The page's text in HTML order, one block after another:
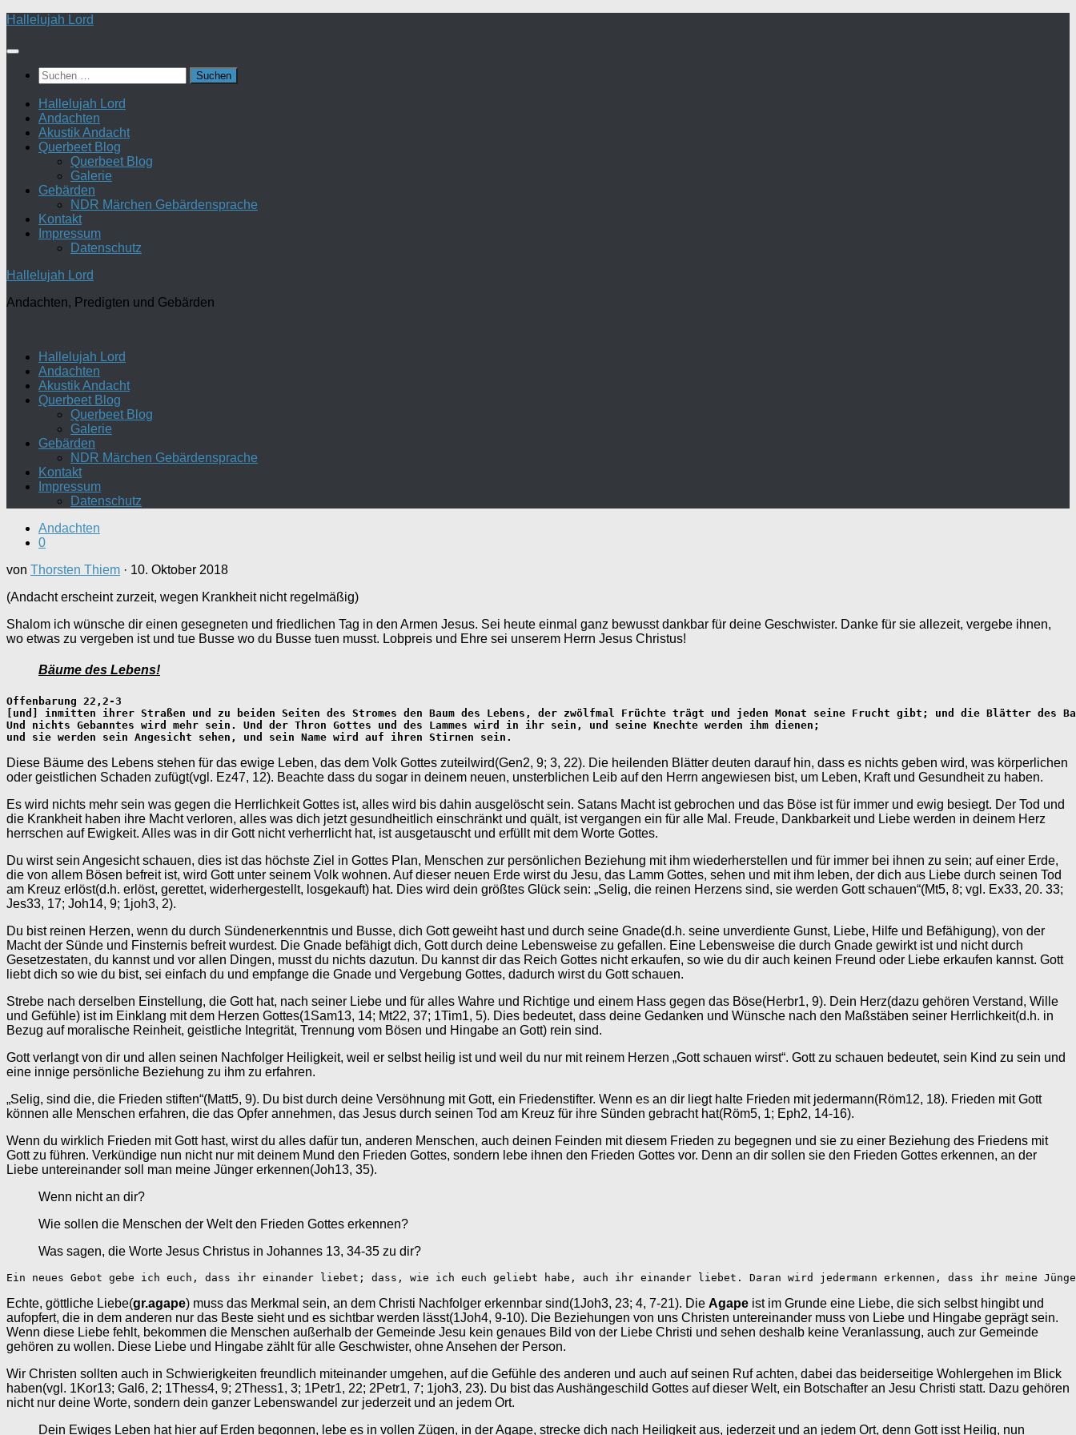
Zum
springen
Hallelujah Lord
Suchen
nach:
Hallelujah Lord
Andachten
Akustik Andacht
Querbeet Blog
Querbeet Blog
Galerie
Gebärden
NDR Märchen Gebärdensprache
Kontakt
Impressum
Datenschutz
Hallelujah Lord
Andachten, Predigten und Gebärden
Hallelujah Lord
Andachten
Akustik Andacht
Querbeet Blog
Querbeet Blog
Galerie
Gebärden
NDR Märchen Gebärdensprache
Kontakt
Impressum
Datenschutz
Andachten
0
von Thorsten Thiem · 10. Oktober 2018
(Andacht erscheint zurzeit, wegen Krankheit nicht regelmäßig)
Shalom ich wünsche dir einen gesegneten und friedlichen Tag in den Armen Jesus. Sei heute einmal ganz bewusst dankbar für deine Geschwister. Danke für sie allezeit, vergebe ihnen,
wo etwas zu vergeben ist und tue Busse wo du Busse tuen musst. Lobpreis und Ehre sei unserem Herrn Jesus Christus!
Bäume des Lebens!
Offenbarung 22,2-3
[und] inmitten ihrer Straßen und zu beiden Seiten des Stromes den Baum des Lebens, der zwölfmal Früchte trägt und jeden Monat seine Frucht gibt; und die Blätter des
Und nichts Gebanntes wird mehr sein. Und der Thron Gottes und des Lammes wird in ihr sein, und seine Knechte werden ihm dienen;
und sie werden sein Angesicht sehen, und sein Name wird auf ihren Stirnen sein.
Diese Bäume des Lebens stehen für das ewige Leben, das dem Volk Gottes zuteilwird(Gen2, 9; 3, 22). Die heilenden Blätter deuten darauf hin, dass es nichts geben wird, was körperlichen
oder geistlichen Schaden zufügt(vgl. Ez47, 12). Beachte dass du sogar in deinem neuen, unsterblichen Leib auf den Herrn angewiesen bist, um Leben, Kraft und Gesundheit zu haben.
Es wird nichts mehr sein was gegen die Herrlichkeit Gottes ist, alles wird bis dahin ausgelöscht sein. Satans Macht ist gebrochen und das Böse ist für immer und ewig besiegt. Der Tod und
die Krankheit haben ihre Macht verloren, alles was dich jetzt gesundheitlich einschränkt und quält, ist vergangen ein für alle Mal. Freude, Dankbarkeit und Liebe werden in deinem Herz
herrschen auf Ewigkeit. Alles was in dir Gott nicht verherrlicht hat, ist ausgetauscht und erfüllt mit dem Worte Gottes.
Du wirst sein Angesicht schauen, dies ist das höchste Ziel in Gottes Plan, Menschen zur persönlichen Beziehung mit ihm wiederherstellen und für immer bei ihnen zu sein; auf einer Erde,
die von allem Bösen befreit ist, wird Gott unter seinem Volk wohnen. Auf dieser neuen Erde wirst du Jesu, das Lamm Gottes, sehen und mit ihm leben, der dich aus Liebe durch seinen Tod
am Kreuz erlöst(d.h. erlöst, gerettet, widerhergestellt, losgekauft) hat. Dies wird dein größtes Glück sein: „Selig, die reinen Herzens sind, sie werden Gott schauen“(Mt5, 8; vgl. Ex33, 20. 33;
Jes33, 17; Joh14, 9; 1joh3, 2).
Du bist reinen Herzen, wenn du durch Sündenerkenntnis und Busse, dich Gott geweiht hast und durch seine Gnade(d.h. seine unverdiente Gunst, Liebe, Hilfe und Befähigung), von der
Macht der Sünde und Finsternis befreit wurdest. Die Gnade befähigt dich, Gott durch deine Lebensweise zu gefallen. Eine Lebensweise die durch Gnade gewirkt ist und nicht durch
Gesetzestaten, du kannst und vor allen Dingen, musst du nichts dazutun. Du kannst dir das Reich Gottes nicht erkaufen, so wie du dir auch keinen Freund oder Liebe erkaufen kannst. Gott
liebt dich so wie du bist, sei einfach du und empfange die Gnade und Vergebung Gottes, dadurch wirst du Gott schauen.
Strebe nach derselben Einstellung, die Gott hat, nach seiner Liebe und für alles Wahre und Richtige und einem Hass gegen das Böse(Herbr1, 9). Dein Herz(dazu gehören Verstand, Wille
und Gefühle) ist im Einklang mit dem Herzen Gottes(1Sam13, 14; Mt22, 37; 1Tim1, 5). Dies bedeutet, dass deine Gedanken und Wünsche nach den Maßstäben seiner Herrlichkeit(d.h. in
Bezug auf moralische Reinheit, geistliche Integrität, Trennung vom Bösen und Hingabe an Gott) rein sind.
Gott verlangt von dir und allen seinen Nachfolger Heiligkeit, weil er selbst heilig ist und weil du nur mit reinem Herzen „Gott schauen wirst“. Gott zu schauen bedeutet, sein Kind zu sein und
eine innige persönliche Beziehung zu ihm zu erfahren.
„Selig, sind die, die Frieden stiften“(Matt5, 9). Du bist durch deine Versöhnung mit Gott, ein Friedenstifter. Wenn es an dir liegt halte Frieden mit jedermann(Röm12, 18). Frieden mit Gott
können alle Menschen erfahren, die das Opfer annehmen, das Jesus durch seinen Tod am Kreuz für ihre Sünden gebracht hat(Röm5, 1; Eph2, 14-16).
Wenn du wirklich Frieden mit Gott hast, wirst du alles dafür tun, anderen Menschen, auch deinen Feinden mit diesem Frieden zu begegnen und sie zu einer Beziehung des Friedens mit
Gott zu führen. Verkündige nun nicht nur mit deinem Mund den Frieden Gottes, sondern lebe ihnen den Frieden Gottes vor. Denn an dir sollen sie den Frieden Gottes erkennen, an der
Liebe untereinander soll man meine Jünger erkennen(Joh13, 35).
Wenn nicht an dir?
Wie sollen die Menschen der Welt den Frieden Gottes erkennen?
Was sagen, die Worte Jesus Christus in Johannes 13, 34-35 zu dir?
Ein neues Gebot gebe ich euch, dass ihr einander liebet; dass, wie ich euch geliebt habe, auch ihr einander liebet. Daran wird jedermann erkennen, dass ihr meine
Echte, göttliche Liebe(gr.agape) muss das Merkmal sein, an dem Christi Nachfolger erkennbar sind(1Joh3, 23; 4, 7-21). Die Agape ist im Grunde eine Liebe, die sich selbst hingibt und
aufopfert, die in dem anderen nur das Beste sieht und es sichtbar werden lässt(1Joh4, 9-10). Die Beziehungen von uns Christen untereinander muss von Liebe und Hingabe geprägt sein.
Wenn diese Liebe fehlt, bekommen die Menschen außerhalb der Gemeinde Jesu kein genaues Bild von der Liebe Christi und sehen deshalb keine Veranlassung, auch zur Gemeinde
gehören zu wollen. Diese Liebe und Hingabe zählt für alle Geschwister, ohne Ansehen der Person.
Wir Christen sollten auch in Schwierigkeiten freundlich miteinander umgehen, auf die Gefühle des anderen und auch auf seinen Ruf achten, dabei das beiderseitige Wohlergehen im Blick
haben(vgl. 1Kor13; Gal6, 2; 1Thess4, 9; 2Thess1, 3; 1Petr1, 22; 2Petr1, 7; 1joh3, 23). Du bist das Aushängeschild Gottes auf dieser Welt, ein Botschafter an Jesu Christi statt. Dazu gehören
nicht nur deine Worte, sondern dein ganzer Lebenswandel zur jederzeit und an jedem Ort.
Dein Ewiges Leben hat hier auf Erden begonnen, lebe es in vollen Zügen, in der Agape, strecke dich nach Heiligkeit aus, jederzeit und an jedem Ort, denn Gott isst Heilig, nun